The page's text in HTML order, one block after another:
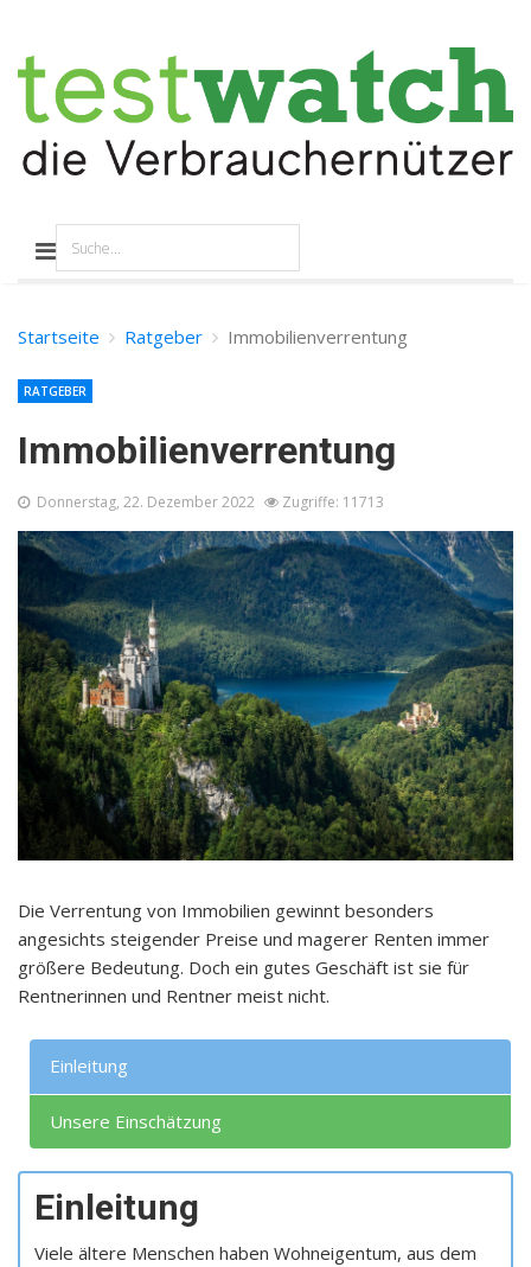
Startseite Ratgeber Immobilienverrentung
Immobilienverrentung
RATGEBER
Donnerstag, 22. Dezember 2022 Zugriffe: 11713
Die Verrentung von Immobilien gewinnt besonders
angesichts steigender Preise und magerer Renten immer
größere Bedeutung. Doch ein gutes Geschäft ist sie für
Rentnerinnen und Rentner meist nicht.
Einleitung
Unsere Einschätzung
Einleitung
Viele ältere Menschen haben Wohneigentum, aus dem